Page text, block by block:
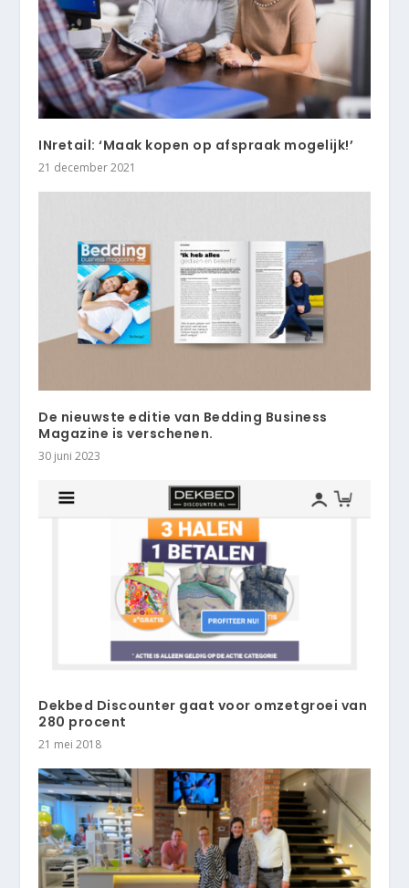
INretail: ‘Maak kopen op afspraak mogelijk!’
21 december 2021
De nieuwste editie van Bedding Business
Magazine is verschenen.
30 juni 2023
Dekbed Discounter gaat voor omzetgroei van
280 procent
21 mei 2018